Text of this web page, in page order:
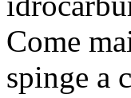
Come
spinge a